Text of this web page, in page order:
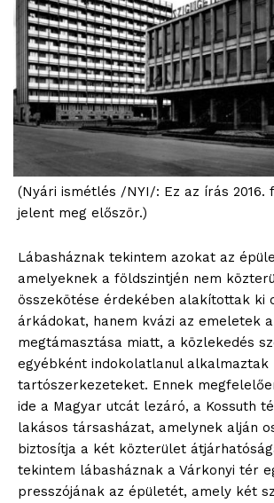
(Nyári ismétlés /NYI/: Ez az írás 2016.
jelent meg először.)
Lábasháznak tekintem azokat az
amelyeknek a földszintjén nem
összekötése érdekében alakítottak ki
árkádokat, hanem kvázi az emeletek
megtámasztása miatt, a közlekedés
egyébként indokolatlanul alkalmaztak
tartószerkezeteket. Ennek
ide a Magyar utcát lezáró, a Kossuth
lakásos társasházat, amelynek alján
biztosítja a két közterület
tekintem lábasháznak a Várkonyi tér
presszójának az épületét, amely két